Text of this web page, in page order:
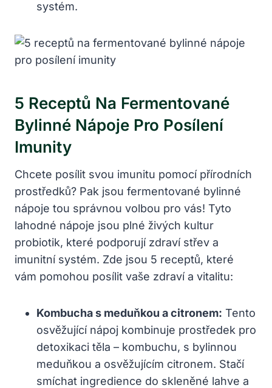
systém.
5 Receptů Na Fermentované
Bylinné Nápoje Pro Posílení
Imunity
Chcete posílit svou imunitu pomocí přírodních
prostředků? Pak jsou fermentované bylinné
nápoje tou správnou volbou pro vás! Tyto
lahodné nápoje jsou plné živých kultur
probiotik, které podporují zdraví střev a
imunitní systém. Zde jsou 5 receptů, které
vám pomohou posílit vaše zdraví a vitalitu:
Kombucha s meduňkou a citronem: Tento
osvěžující nápoj kombinuje prostředek pro
detoxikaci těla – kombuchu, s bylinnou
meduňkou a osvěžujícím citronem. Stačí
smíchat ingredience do skleněné lahve a